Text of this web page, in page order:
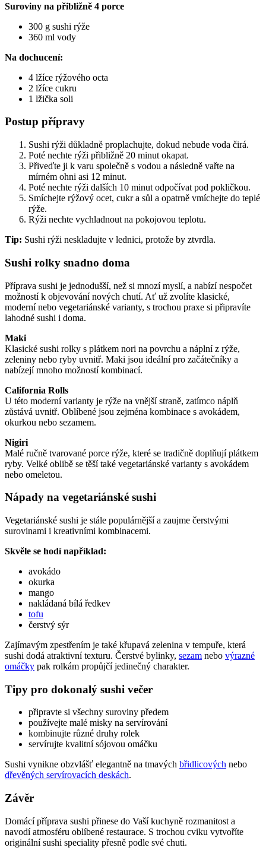
Suroviny na přibližně 4 porce
300 g sushi rýže
360 ml vody
Na dochucení:
4 lžíce rýžového octa
2 lžíce cukru
1 lžička soli
Postup přípravy
Sushi rýži důkladně proplachujte, dokud nebude voda čirá.
Poté nechte rýži přibližně 20 minut okapat.
Přiveďte ji k varu společně s vodou a následně vařte na
mírném ohni asi 12 minut.
Poté nechte rýži dalších 10 minut odpočívat pod pokličkou.
Smíchejte rýžový ocet, cukr a sůl a opatrně vmíchejte do teplé
rýže.
Rýži nechte vychladnout na pokojovou teplotu.
Tip: Sushi rýži neskladujte v lednici, protože by ztvrdla.
Sushi rolky snadno doma
Příprava sushi je jednodušší, než si mnozí myslí, a nabízí nespočet
možností k objevování nových chutí. Ať už zvolíte klasické,
moderní nebo vegetariánské varianty, s trochou praxe si připravíte
lahodné sushi i doma.
Maki
Klasické sushi rolky s plátkem nori na povrchu a náplní z rýže,
zeleniny nebo ryby uvnitř. Maki jsou ideální pro začátečníky a
nabízejí mnoho možností kombinací.
California Rolls
U této moderní varianty je rýže na vnější straně, zatímco náplň
zůstává uvnitř. Oblíbené jsou zejména kombinace s avokádem,
okurkou nebo sezamem.
Nigiri
Malé ručně tvarované porce rýže, které se tradičně doplňují plátkem
ryby. Velké oblibě se těší také vegetariánské varianty s avokádem
nebo omeletou.
Nápady na vegetariánské sushi
Vegetariánské sushi je stále populárnější a zaujme čerstvými
surovinami i kreativními kombinacemi.
Skvěle se hodí například:
avokádo
okurka
mango
nakládaná bílá ředkev
tofu
čerstvý sýr
Zajímavým zpestřením je také křupavá zelenina v tempuře, která
sushi dodá atraktivní texturu. Čerstvé bylinky, sezam nebo výrazné
omáčky pak rolkám propůjčí jedinečný charakter.
Tipy pro dokonalý sushi večer
připravte si všechny suroviny předem
používejte malé misky na servírování
kombinujte různé druhy rolek
servírujte kvalitní sójovou omáčku
Sushi vynikne obzvlášť elegantně na tmavých břidlicových nebo
dřevěných servírovacích deskách.
Závěr
Domácí příprava sushi přinese do Vaší kuchyně rozmanitost a
navodí atmosféru oblíbené restaurace. S trochou cviku vytvoříte
originální sushi speciality přesně podle své chuti.